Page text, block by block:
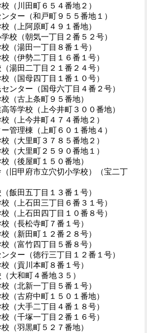
（川田町６５４番地２）
ター（和戸町９５５番地１）
（上阿原町４９１番地）
校（朝気一丁目２番５２号）
（湯田一丁目８番１号）
（伊勢二丁目１６番１号）
湯田二丁目２１番２４号）
（国母四丁目１番１０号）
ンター（国母六丁目４番２号）
（古上条町９５番地）
等学校（上今井町３００番地）
（上今井町４７４番地２）
管理棟（上町６０１番地４）
（大里町３７８５番地２）
（大里町２５９０番地１）
（後屋町１５０番地）
旧甲府市立穴切小学校）（宝二丁
飯田五丁目１３番１号）
（上石田三丁目６番３１号）
（上石田四丁目１０番８号）
（長松寺町７番１号）
（新田町１２番２８号）
（富竹四丁目５番８号）
ター（徳行三丁目１２番１号）
（貢川本町８番１号）
大和町４番地３５）
（北新一丁目５番１号）
（古府中町１５０１番地）
（大手二丁目４番１８号）
（千塚一丁目２番１６号）
（羽黒町５２７番地）